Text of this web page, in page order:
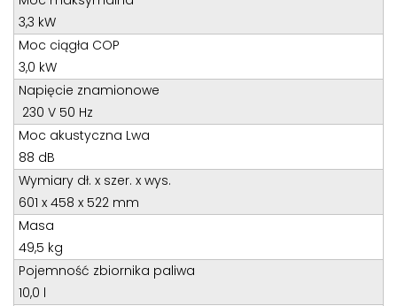
Kom:+48 601 750 464
E-mail:damiankorkus@wobis.pl
Tomasz Bochenek
Teren całego kraju
Specjalista d/s sprzedaż maszyn i urządzeń
Tel: 32 275 32 26 wew. 21
Kom:+48 605 910 179
E-mail:
3,3 kW
Moc ciągła COP
3,0 kW
Napięcie znamionowe
230 V 50 Hz
Moc akustyczna Lwa
88 dB
Wymiary dł. x szer. x wys.
601 x 458 x 522 mm
Masa
49,5 kg
Pojemność zbiornika paliwa
10,0 l